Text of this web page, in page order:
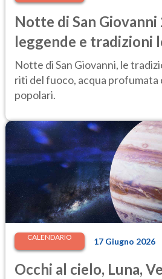
Notte di San Giovanni
leggende e tradizioni
momento "magico"
Notte di San Giovanni, le
riti del fuoco, acqua profumata
popolari.
CALENDARIO 17 Giugno 2026
Occhi al cielo, Luna,